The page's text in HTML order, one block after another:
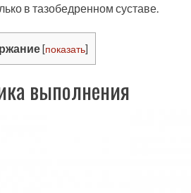
в тазобедренном суставе.
[показать]
выполнения